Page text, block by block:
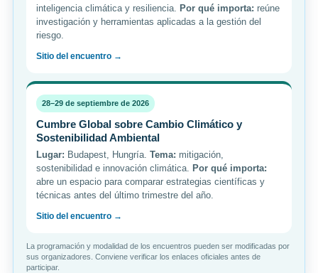
inteligencia climática y resiliencia.
Por qué importa: reúne
investigación y herramientas aplicadas a la gestión del
riesgo.
Sitio del encuentro →
28–29 de septiembre de 2026
Cumbre Global sobre Cambio Climático y
Sostenibilidad Ambiental
Lugar: Budapest, Hungría. Tema: mitigación,
sostenibilidad e innovación climática.
Por qué importa:
abre un espacio para comparar estrategias científicas y
técnicas antes del último trimestre del año.
Sitio del encuentro →
La programación y modalidad de los encuentros pueden ser modificadas por
sus organizadores. Conviene verificar los enlaces oficiales antes de
participar.